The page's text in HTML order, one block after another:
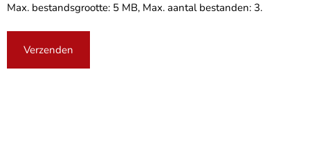
Max. bestandsgrootte: 5 MB, Max. aantal bestanden: 3.